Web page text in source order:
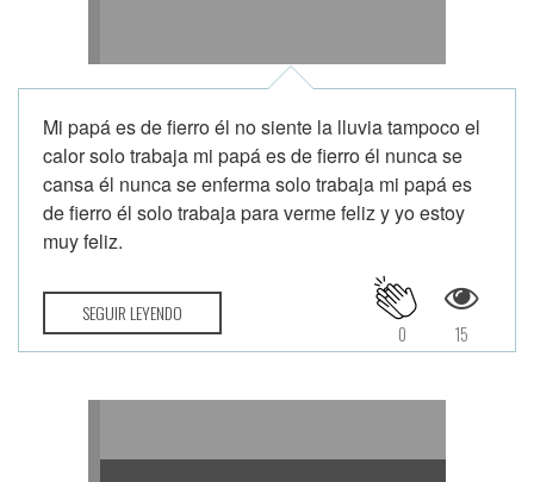
Mi papá es de fierro él no siente la lluvia tampoco el
calor solo trabaja mi papá es de fierro él nunca se
cansa él nunca se enferma solo trabaja mi papá es
de fierro él solo trabaja para verme feliz y yo estoy
muy feliz.
SEGUIR LEYENDO
15
0